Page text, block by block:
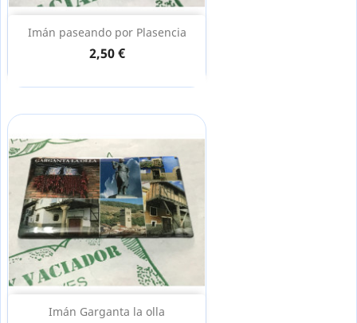
Imán paseando por Plasencia
2,50 €
Imán Garganta la olla